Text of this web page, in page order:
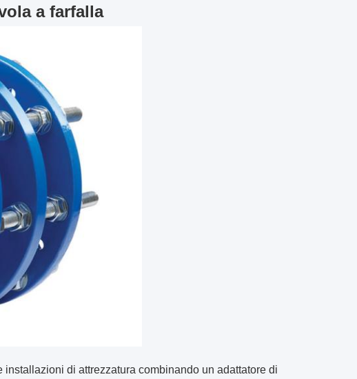
a farfalla
di attrezzatura combinando un adattatore di